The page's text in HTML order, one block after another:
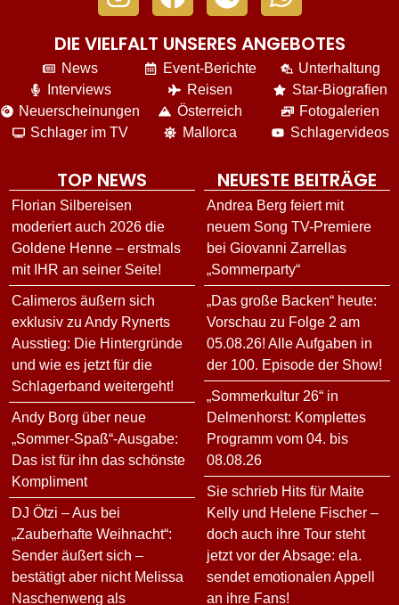
DIE VIELFALT UNSERES ANGEBOTES
News
Interviews
Neuerscheinungen
Schlager im TV
Event-Berichte
Reisen
Österreich
Mallorca
Unterhaltung
Star-Biografien
Fotogalerien
Schlagervideos
TOP NEWS
Florian Silbereisen
moderiert auch 2026 die
Goldene Henne – erstmals
mit IHR an seiner Seite!
Calimeros äußern sich
exklusiv zu Andy Rynerts
Ausstieg: Die Hintergründe
und wie es jetzt für die
Schlagerband weitergeht!
Andy Borg über neue
„Sommer-Spaß“-Ausgabe:
Das ist für ihn das schönste
Kompliment
DJ Ötzi – Aus bei
„Zauberhafte Weihnacht“:
Sender äußert sich –
bestätigt aber nicht Melissa
Naschenweng als
NEUESTE BEITRÄGE
Andrea Berg feiert mit
neuem Song TV-Premiere
bei Giovanni Zarrellas
„Sommerparty“
„Das große Backen“ heute:
Vorschau zu Folge 2 am
05.08.26! Alle Aufgaben in
der 100. Episode der Show!
„Sommerkultur 26“ in
Delmenhorst: Komplettes
Programm vom 04. bis
08.08.26
Sie schrieb Hits für Maite
Kelly und Helene Fischer –
doch auch ihre Tour steht
jetzt vor der Absage: ela.
sendet emotionalen Appell
an ihre Fans!